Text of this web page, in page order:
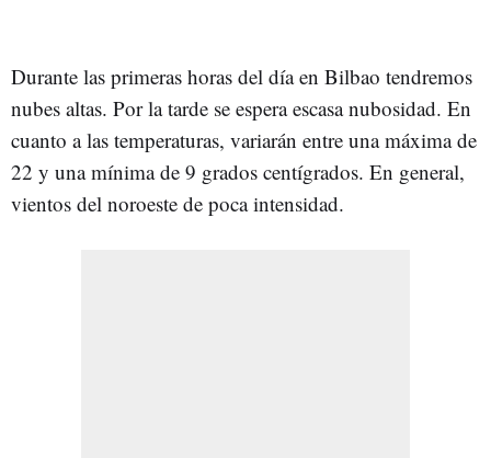
Durante las primeras horas del día en Bilbao tendremos
nubes altas. Por la tarde se espera escasa nubosidad. En
cuanto a las temperaturas, variarán entre una máxima de
22 y una mínima de 9 grados centígrados. En general,
vientos del noroeste de poca intensidad.